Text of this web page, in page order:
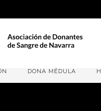
DONA MÉDULA